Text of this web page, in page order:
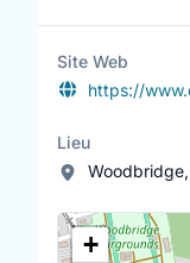
Site Web
https://
Lieu
Lieu
+